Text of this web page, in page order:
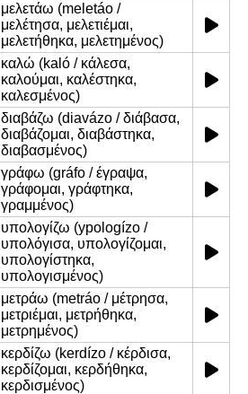
μελετάω (meletáo /
μελέτησα, μελετιέμαι,
μελετήθηκα, μελετημένος)
καλώ (kaló / κάλεσα,
καλούμαι, καλέστηκα,
καλεσμένος)
διαβάζω (diavázo / διάβασα,
διαβάζομαι, διαβάστηκα,
διαβασμένος)
γράφω (gráfo / έγραψα,
γράφομαι, γράφτηκα,
γραμμένος)
υπολογίζω (ypologízo /
υπολόγισα, υπολογίζομαι,
υπολογίστηκα,
υπολογισμένος)
μετράω (metráo / μέτρησα,
μετριέμαι, μετρήθηκα,
μετρημένος)
κερδίζω (kerdízo / κέρδισα,
κερδίζομαι, κερδήθηκα,
κερδισμένος)